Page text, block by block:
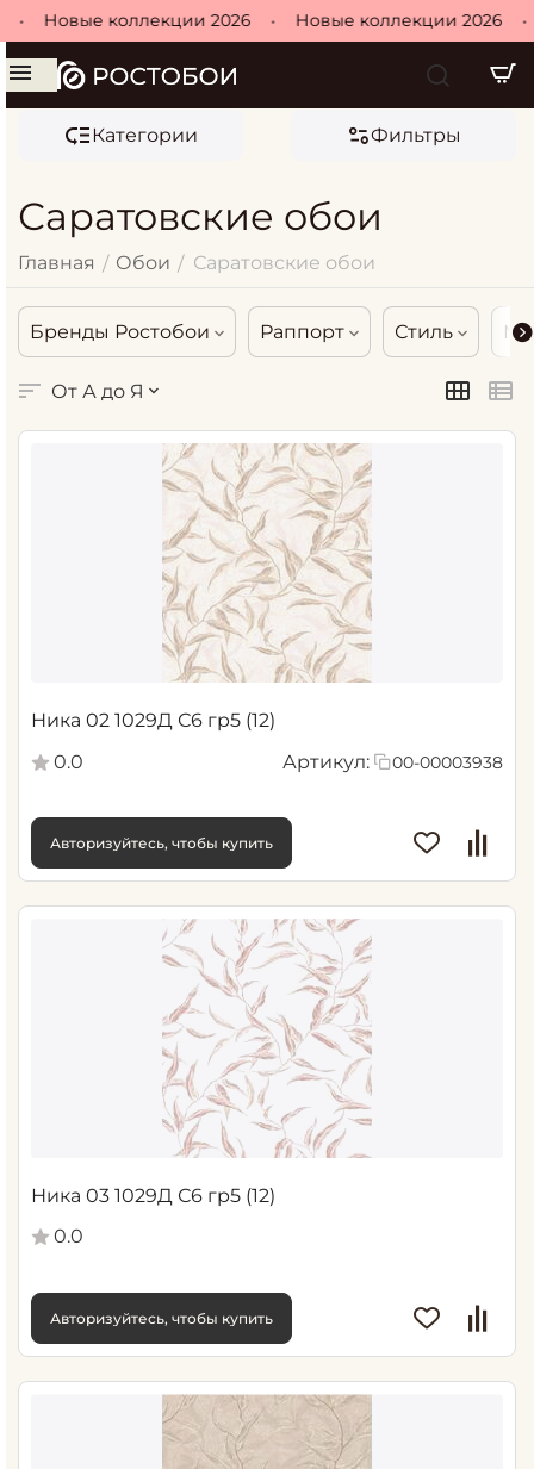
Новые коллекции 2026 • Новые коллекции 2026 •
Категории Фильтры
Саратовские обои
Главная / Обои / Саратовские обои
Бренды Ростобои Раппорт Стиль
От А до Я
Ника 02 1029Д С6 гр5 (12)
0.0
Артикул: 00-00003938
Авторизуйтесь, чтобы купить
Ника 03 1029Д С6 гр5 (12)
0.0
Авторизуйтесь, чтобы купить